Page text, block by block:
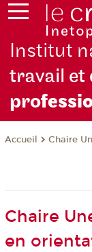
Institut
travail et
pro
Accueil Chaire
Chaire
en